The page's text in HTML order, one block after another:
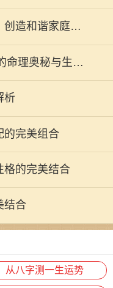
造和谐家庭的
命理奥秘与生活
析
的完美组合
格的完美结合
结合
从八字测一生运势